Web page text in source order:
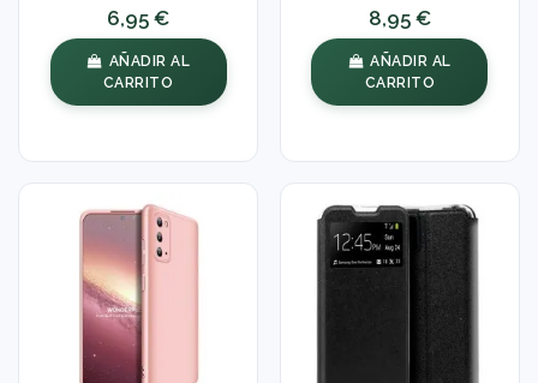
6,95 €
AÑADIR AL
CARRITO
8,95 €
AÑADIR AL
CARRITO